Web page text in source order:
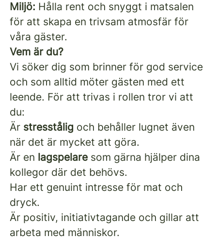
Miljö: Hålla rent och snyggt i matsalen
för att skapa en trivsam atmosfär för
våra gäster.
Vem är du?
Vi söker dig som brinner för god service
och som alltid möter gästen med ett
leende. För att trivas i rollen tror vi att
du:
Är stresstålig och behåller lugnet även
när det är mycket att göra.
Är en lagspelare som gärna hjälper dina
kollegor där det behövs.
Har ett genuint intresse för mat och
dryck.
Är positiv, initiativtagande och gillar att
arbeta med människor.